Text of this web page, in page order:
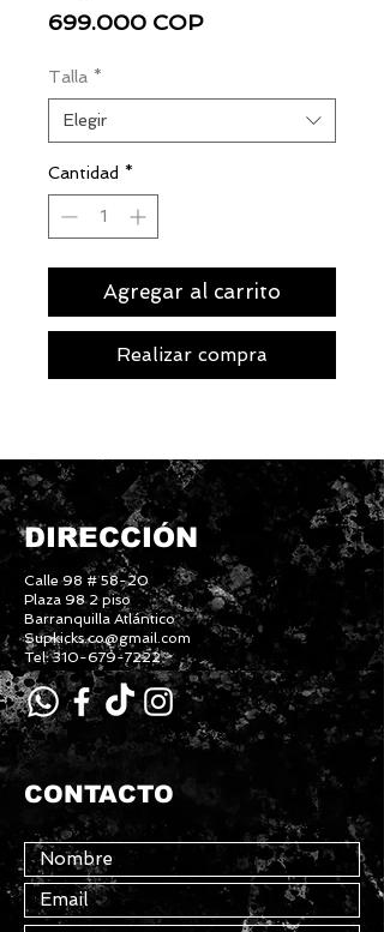
699.000 COPPrecio
Talla *
Elegir
Cantidad *
Agregar al carrito
Realizar compra
DIRECCIÓN
Calle 98 # 58-20
Plaza 98 2 piso
Barranquilla Atlántico
Supkicks.co@gmail.com
Tel: 310-679-7222
CONTACTO